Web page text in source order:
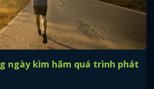
ngày kìm hãm quá trình phát